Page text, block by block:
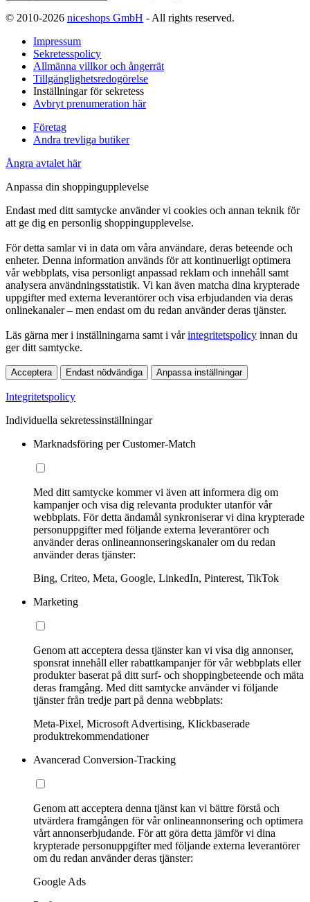
© 2010-2026 niceshops GmbH - All rights reserved.
Impressum
Sekretesspolicy
Allmänna villkor och ångerrät
Tillgänglighetsredogörelse
Inställningar för sekretess
Avbryt prenumeration här
Företag
Andra trevliga butiker
Ångra avtalet här
Anpassa din shoppingupplevelse
Endast med ditt samtycke använder vi cookies och annan teknik för
att ge dig en personlig shoppingupplevelse.
För detta samlar vi in data om våra användare, deras beteende och
enheter. Denna information används för att kontinuerligt optimera
vår webbplats, visa personligt anpassad reklam och innehåll samt
analysera användningsstatistik. Vi kan även matcha dina krypterade
uppgifter med externa leverantörer och visa erbjudanden via deras
onlinekanaler – men endast om du redan använder deras tjänster.
Läs gärna mer i inställningarna samt i vårintegritetspolicy innan du
ger ditt samtycke.
Acceptera Endast nödvändiga Anpassa inställningar
Integritetspolicy
Individuella sekretessinställningar
Marknadsföring per Customer-Match
Med ditt samtycke kommer vi även att informera dig om
kampanjer och visa dig relevanta produkter utanför vår
webbplats. För detta ändamål synkroniserar vi dina krypterade
personuppgifter med följande externa leverantörer och
använder deras onlineannonseringskanaler om du redan
använder deras tjänster:
Bing, Criteo, Meta, Google, LinkedIn, Pinterest, TikTok
Marketing
Genom att acceptera dessa tjänster kan vi visa dig annonser,
sponsrat innehåll eller rabattkampanjer för vår webbplats eller
produkter baserat på ditt surf- och shoppingbeteende och mäta
deras framgång. Med ditt samtycke använder vi följande
tjänster från tredje part på denna webbplats:
Meta-Pixel, Microsoft Advertising, Klickbaserade
produktrekommendationer
Avancerad Conversion-Tracking
Genom att acceptera denna tjänst kan vi bättre förstå och
utvärdera framgången för vår onlineannonsering och optimera
vårt annonserbjudande. För att göra detta jämför vi dina
krypterade personuppgifter med följande externa leverantörer
om du redan använder deras tjänster:
Google Ads